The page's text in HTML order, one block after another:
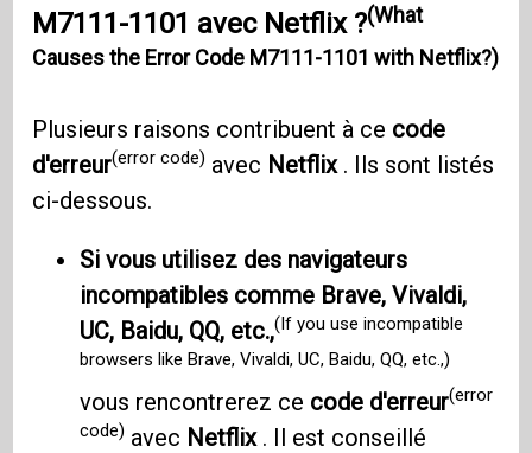
M7111-1101 avec Netflix ?(What
Causes the Error Code M7111-1101 with Netflix?)
Plusieurs raisons contribuent à ce code
d'erreur(error code) avec Netflix. Ils sont listés
ci-dessous.
Si vous utilisez des navigateurs
incompatibles comme Brave, Vivaldi,
UC, Baidu, QQ, etc.,(If you use incompatible
browsers like Brave, Vivaldi, UC, Baidu, QQ, etc.,)
vous rencontrerez ce code d'erreur(error
code) avec Netflix. Il est conseillé